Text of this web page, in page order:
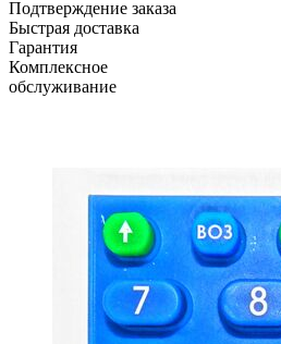
Подтверждение заказа
Быстрая доставка
Гарантия
Комплексное
обслуживание